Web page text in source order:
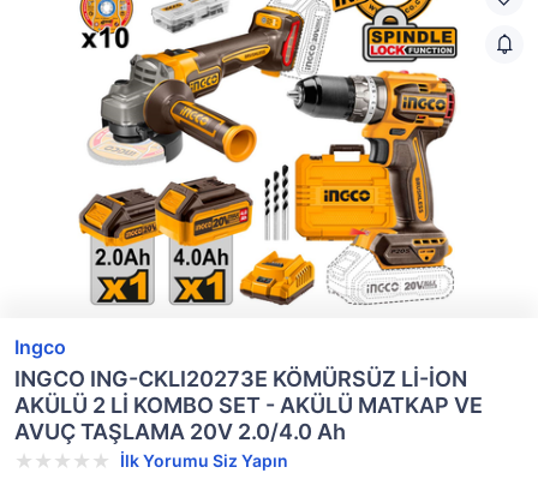
Ingco
INGCO ING-CKLI20273E KÖMÜRSÜZ Lİ-İON
AKÜLÜ 2 Lİ KOMBO SET - AKÜLÜ MATKAP VE
AVUÇ TAŞLAMA 20V 2.0/4.0 Ah
İlk Yorumu Siz Yapın